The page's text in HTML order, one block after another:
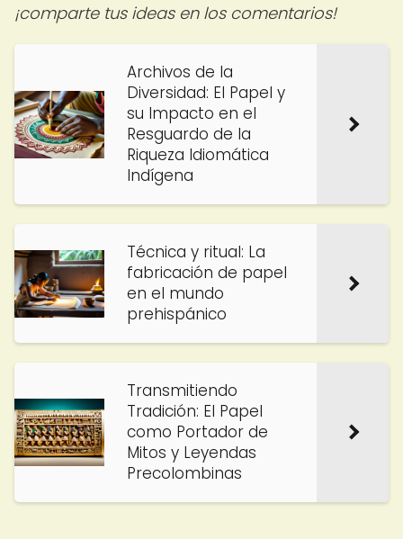
¡comparte tus ideas en los comentarios!
Archivos de la
Diversidad: El Papel y
su Impacto en el
Resguardo de la
Riqueza Idiomática
Indígena
Técnica y ritual: La
fabricación de papel
en el mundo
prehispánico
Transmitiendo
Tradición: El Papel
como Portador de
Mitos y Leyendas
Precolombinas